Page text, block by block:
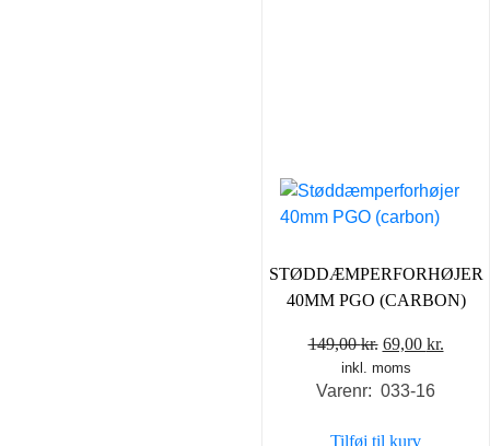
STØDDÆMPERFORHØJER
40MM PGO (CARBON)
149,00kr. Den
oprindelige
pris
69,00 kr.Den
inkl. moms
Varenr: 033-16
Tilføj til kurv